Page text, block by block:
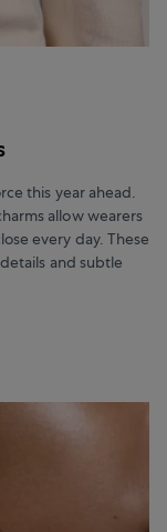
this year ahead.
allow wearers
every day. These
and subtle